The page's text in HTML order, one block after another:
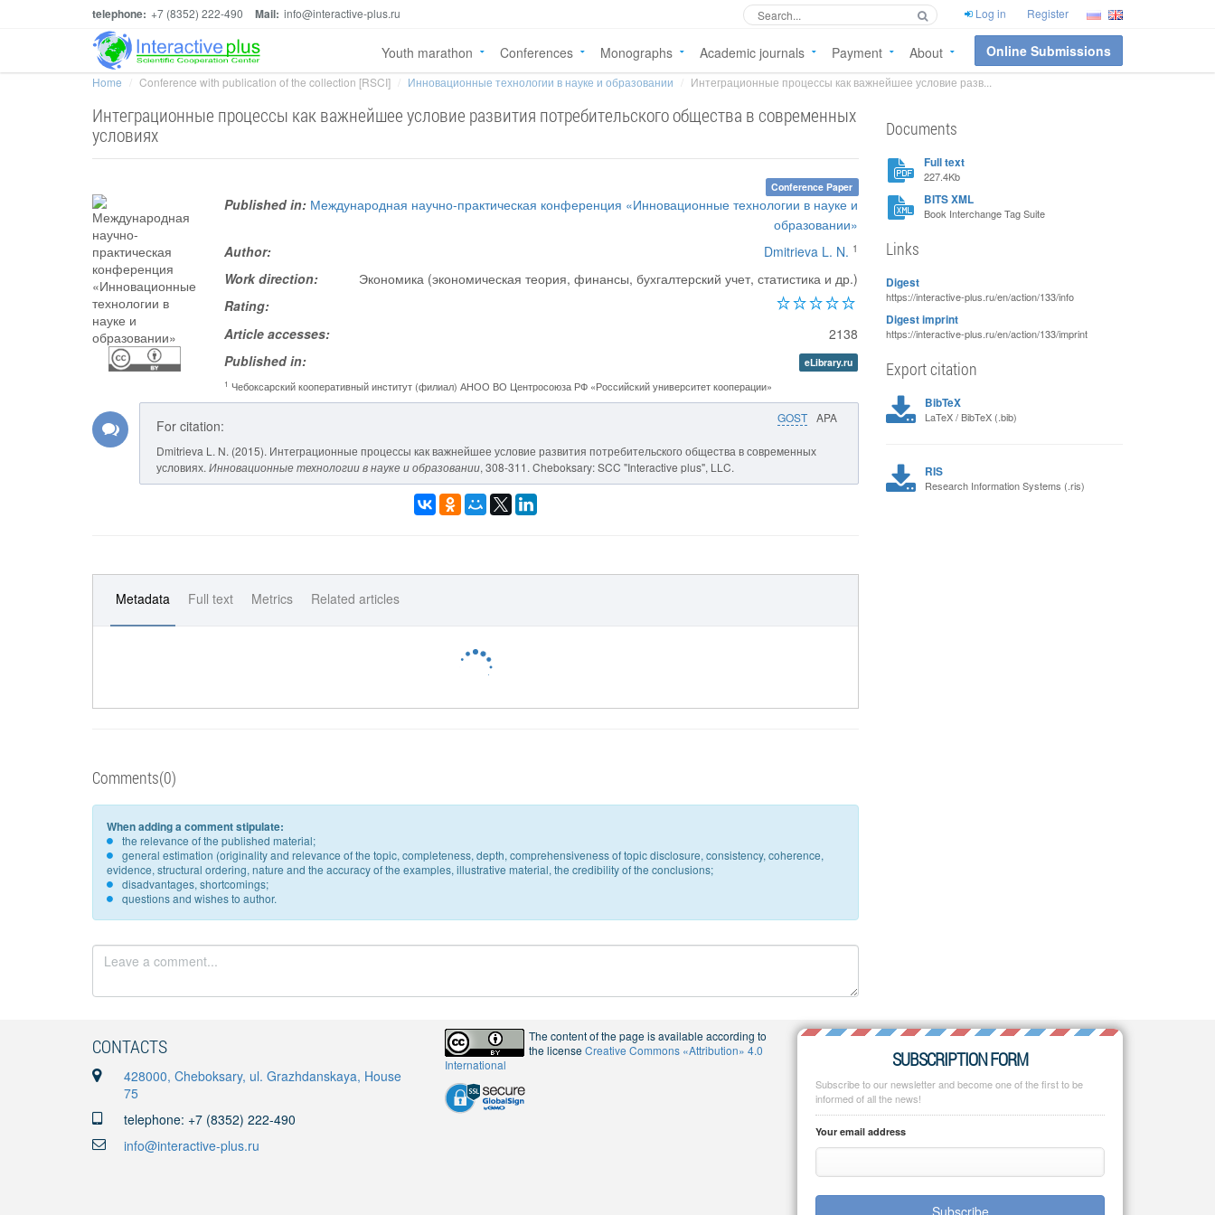
telephone: +7 (8352) 222-490 Mail: info@interactive-plus.ru Log in Register
Youth marathon Conferences Monographs Academic journals Payment About Online Submissions
Home Conference with publication of the collection [RSCI] Инновационные технологии в науке и образовании Интеграционные процессы как важнейшее условие разв...
Интеграционные процессы как важнейшее условие развития потребительского общества в современных
условиях
Conference Paper
Published in: Международная научно-практическая конференция «Инновационные технологии в науке и
образовании»
Author:
Dmitrieva L. N. 1
Work direction:
Экономика (экономическая теория, финансы, бухгалтерский учет, статистика и др.)
Rating:
Article accesses:
2138
Published in:
eLibrary.ru
1 Чебоксарский кооперативный институт (филиал) АНОО ВО Центросоюза РФ «Российский университет кооперации»
GOST APA
For citation:
Dmitrieva L. N. (2015). Интеграционные процессы как важнейшее условие развития потребительского общества в современных
условиях. Инновационные технологии в науке и образовании, 308-311. Cheboksary: SCC "Interactive plus", LLC.
Metadata Full text Metrics Related articles
Comments(0)
When adding a comment stipulate:
the relevance of the published material;
general estimation (originality and relevance of the topic, completeness, depth, comprehensiveness of topic disclosure, consistency, coherence,
evidence, structural ordering, nature and the accuracy of the examples, illustrative material, the credibility of the conclusions;
disadvantages, shortcomings;
questions and wishes to author.
Documents
Full text
227.4Kb
BITS XML
Book Interchange Tag Suite
Links
Digest
https://interactive-plus.ru/en/action/133/info
Digest imprint
https://interactive-plus.ru/en/action/133/imprint
Export citation
BibTeX
LaTeX / BibTeX (.bib)
RIS
Research Information Systems (.ris)
CONTACTS
428000, Cheboksary, ul. Grazhdanskaya, House
75
telephone: +7 (8352) 222-490
info@interactive-plus.ru
The content of the page is available according to
the licenseCreative Commons «Attribution» 4.0
International
SUBSCRIPTION FORM
Subscribe to our newsletter and become one of the first to be
informed of all the news!
Your email address
Subscribe